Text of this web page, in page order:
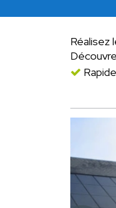
Réalisez
Rapide